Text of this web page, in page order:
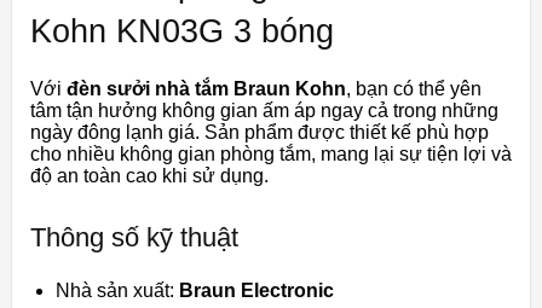
Kohn KN03G 3 bóng
Với đèn sưởi nhà tắm Braun Kohn, bạn có thể yên
tâm tận hưởng không gian ấm áp ngay cả trong những
ngày đông lạnh giá. Sản phẩm được thiết kế phù hợp
cho nhiều không gian phòng tắm, mang lại sự tiện lợi và
độ an toàn cao khi sử dụng.
Thông số kỹ thuật
Nhà sản xuất: Braun Electronic